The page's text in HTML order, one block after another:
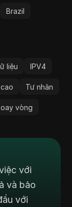
Brazil
liệu IPV4
Tư nhân
vòng
với
và bảo
với